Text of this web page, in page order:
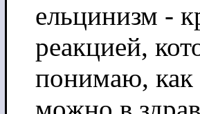
ельцинизм -
реакцией,
понимаю, как